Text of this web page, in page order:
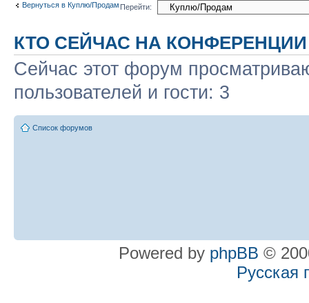
Вернуться в Куплю/Продам Перейти:
КТО СЕЙЧАС НА КОНФЕРЕНЦИИ
Сейчас этот форум
пользователей и гости: 3
Список форумов
Powered by phpBB ©
Русская